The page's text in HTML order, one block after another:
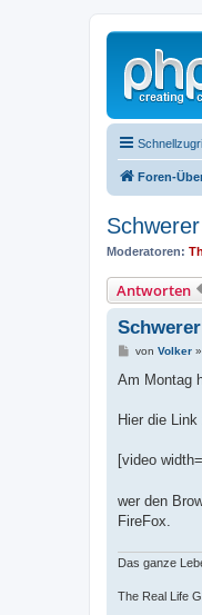
Foren-
Moderatoren:
Antworten
B
i
a
von Volker»
Am Montag
Hier die
[video
wer den
FireFox.
Das ganze
The Real Life